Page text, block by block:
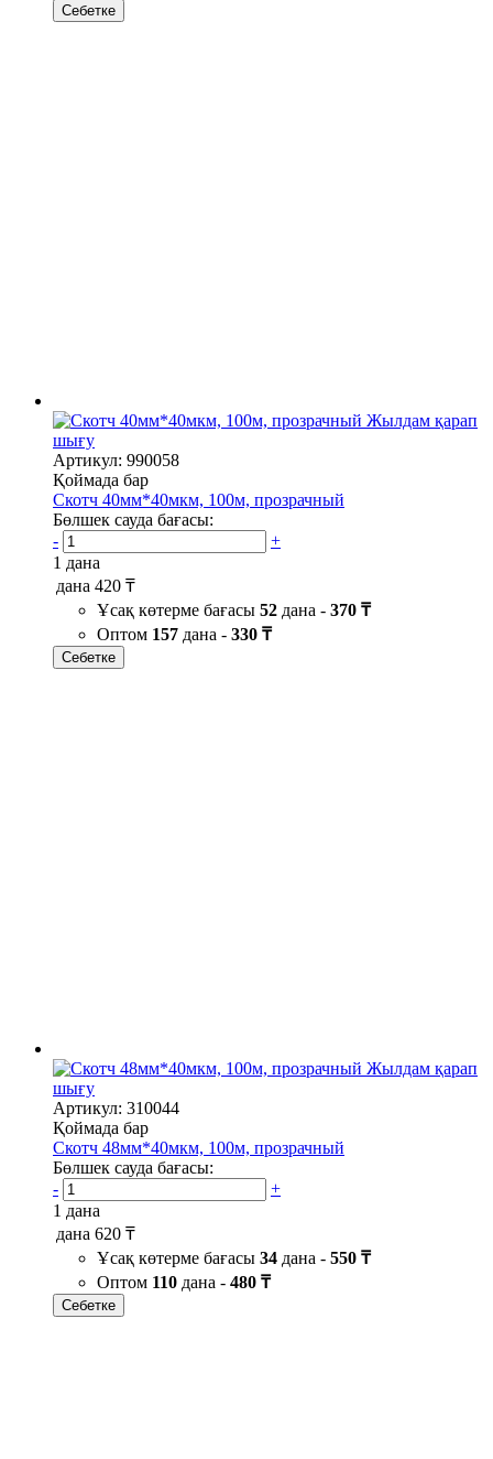
Себетке
Жылдам қарап
шығу
Артикул: 990058
Қоймада бар
Скотч 40мм*40мкм, 100м, прозрачный
Бөлшек сауда бағасы:
-
+
1 дана
дана 420 ₸
Ұсақ көтерме бағасы 52 дана - 370 ₸
Оптом 157 дана - 330 ₸
Себетке
Жылдам қарап
шығу
Артикул: 310044
Қоймада бар
Скотч 48мм*40мкм, 100м, прозрачный
Бөлшек сауда бағасы:
-
+
1 дана
дана 620 ₸
Ұсақ көтерме бағасы 34 дана - 550 ₸
Оптом 110 дана - 480 ₸
Себетке